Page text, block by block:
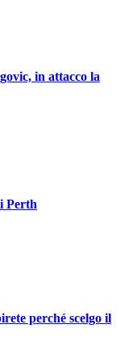
in attacco la
Perth
perché scelgo il